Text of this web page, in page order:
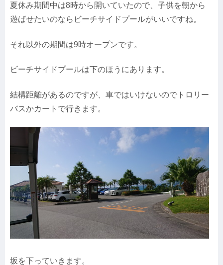
夏休み期間中は8時から開いていたので、子供を朝から
遊ばせたいのならビーチサイドプールがいいですね。
それ以外の期間は9時オープンです。
ビーチサイドプールは下のほうにあります。
結構距離があるのですが、車ではいけないのでトロリー
バスかカートで行きます。
坂を下っていきます。